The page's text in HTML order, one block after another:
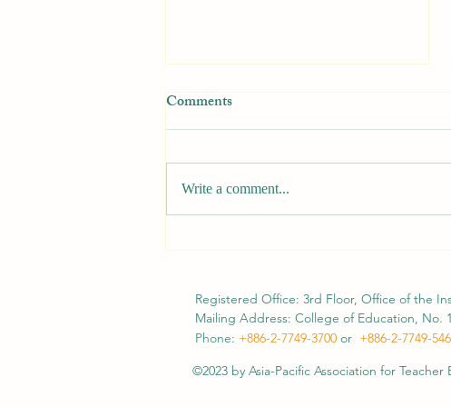
[Call for Papers] APATE 2026
Comments
Write a comment...
Registered Office: 3rd Floor, Office of the
Mailing Address: College of Education, No.
Phone: +886-2-7749-3700 or +886-2-7749-
©2023 by Asia-Pacific Association for